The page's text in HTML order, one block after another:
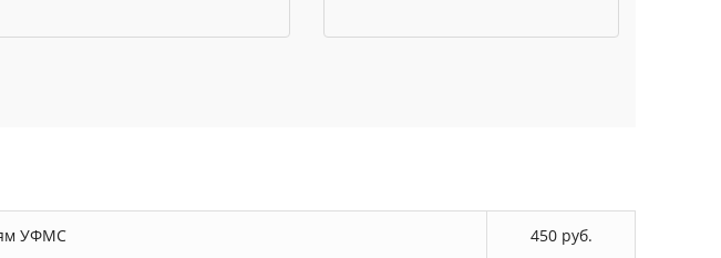
УФМС 450 руб.